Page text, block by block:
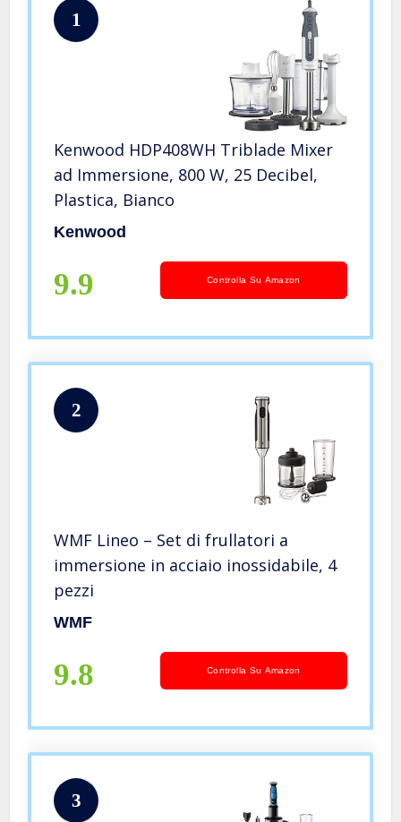
1
Kenwood HDP408WH Triblade Mixer
ad Immersione, 800 W, 25 Decibel,
Plastica, Bianco
Kenwood
9.9 Controlla Su Amazon
2
WMF Lineo – Set di frullatori a
immersione in acciaio inossidabile, 4
pezzi
WMF
9.8 Controlla Su Amazon
3